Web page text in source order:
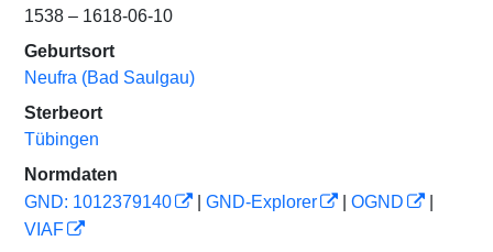
1538 – 1618-06-10
Geburtsort
Neufra (Bad Saulgau)
Sterbeort
Tübingen
Normdaten
GND: 1012379140
GND-Explorer OGND
VIAF